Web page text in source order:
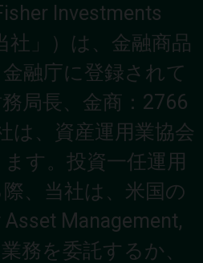
Investments
社」）は、金融商品
融庁に登録されて
局長、金商：2766
は、資産運用業協会
す。投資一任運用
、当社は、米国の
Management,
務を委託するか、